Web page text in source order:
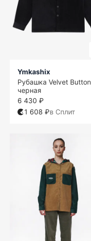
Ymkashix
Рубашка Velvet Button
черная
6 430 ₽
1 608 ₽в Сплит